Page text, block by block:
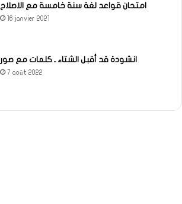
امتحان قواعد لغة سنة خامسة مع الاصلاح
16 janvier 2021
انشودة قد أقبل الشتاء ـ كلمات مع صور
7 août 2022